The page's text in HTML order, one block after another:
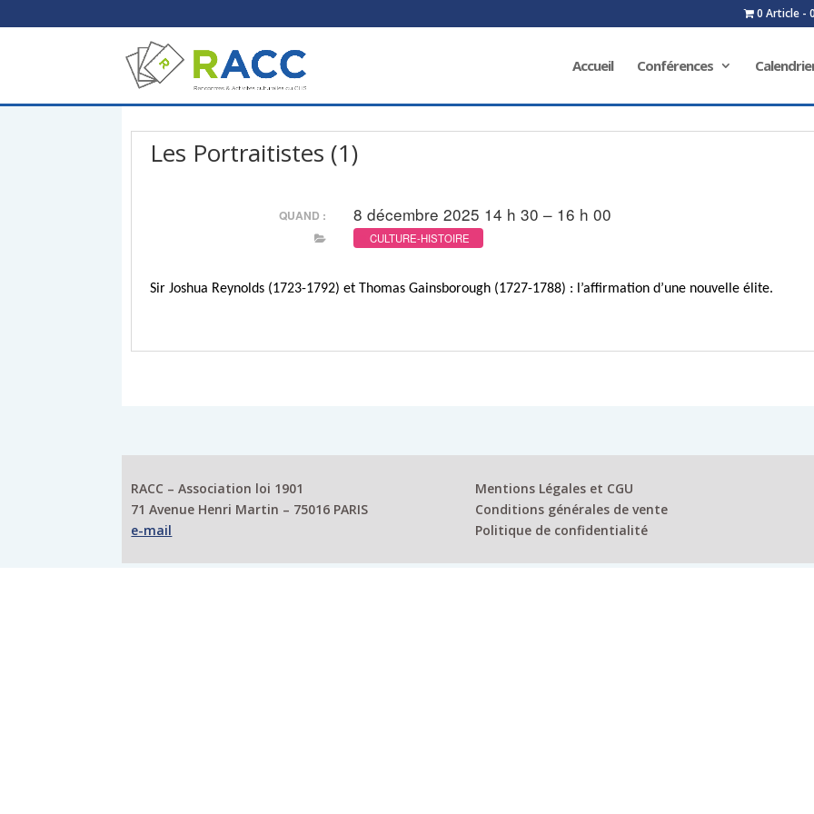
0 Article
Accueil Conférences
Les Portraitistes (1)
QUAND : 8 décembre 2025 14 h 30 – 16 h 00
CULTURE-HISTOIRE
Sir Joshua Reynolds (1723-1792) et Thomas Gainsborough (1727-1788) : l’affirmation d’une nouvelle élite.
RACC – Association loi 1901
71 Avenue Henri Martin – 75016 PARIS
e-mail
Mentions Légales et CGU
Conditions générales de vente
Politique de confidentialité